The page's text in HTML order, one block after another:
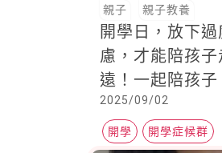
親子 親子教養
開學日，放下過
慮，才能陪孩子
遠！一起陪孩子
於他的「時區」
慢發光
2025/09/02
開學 開學症候群